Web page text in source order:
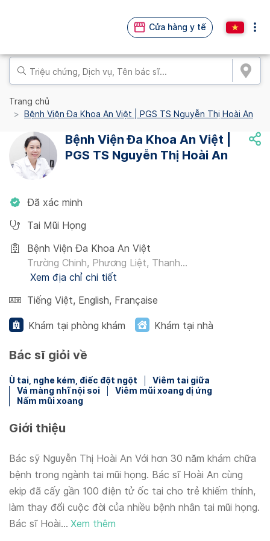
Cửa hàng y tế
Trang chủ
Bệnh Viện Đa Khoa An Việt | PGS TS Nguyễn Thị Hoài An
Bệnh Viện Đa Khoa An Việt |
PGS TS Nguyễn Thị Hoài An
Đã xác minh
Tai Mũi Họng
Bệnh Viện Đa Khoa An Việt
Trường Chinh, Phương Liệt, Thanh...
Xem địa chỉ chi tiết
Tiếng Việt, English, Française
Khám tại phòng khám Khám tại nhà
Bác sĩ giỏi về
Ù tai, nghe kém, điếc đột ngột
Viêm tai giữa
Vá màng nhĩ nội soi
Viêm mũi xoang dị ứng
Nấm mũi xoang
Giới thiệu
Bác sỹ Nguyễn Thị Hoài An Với hơn 30 năm khám chữa
bệnh trong ngành tai mũi họng. Bác sĩ Hoài An cùng
ekip đã cấy gần 100 điện tử ốc tai cho trẻ khiếm thính,
làm thay đổi cuộc đời của nhiều bệnh nhân tai mũi họng.
Bác sĩ Hoài... Xem thêm